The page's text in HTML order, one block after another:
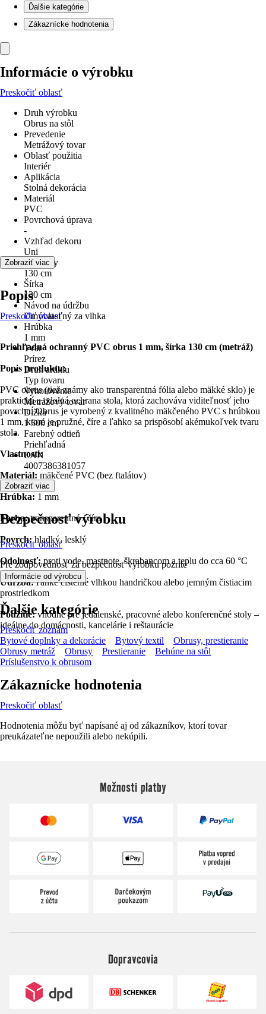
Ďalšie kategórie
Zákaznícke hodnotenia
Informácie o výrobku
Preskočiť oblasť
Druh výrobku
Obrus na stôl
Prevedenie
Metrážový tovar
Oblasť použitia
Interiér
Aplikácia
Stolná dekorácia
Materiál
PVC
Povrchová úprava
-
Vzhľad dekoru
Uni
Rozmery
130 cm
Šírka
130 cm
Návod na údržbu
Umývateľný za vlhka
Hrúbka
1 mm
Tvar
Prírez
Druh artiklu
Typ tovaru
Vyhotovenie
Metrážový tovar
Dĺžka
1 500 cm
Farebný odtieň
Priehľadná
EAN
4007386381057
Zobraziť viac
Popis
Preskočiť oblasť
Priehľadná ochranný PVC obrus 1 mm, šírka 130 cm (metráž)
Popis produktu:
PVC obrus (tiež známy ako transparentná fólia alebo mäkké sklo) je
praktická a odolná ochrana stola, ktorá zachováva viditeľnosť jeho
povrchu. Obrus ​​je vyrobený z kvalitného mäkčeného PVC s hrúbkou
1 mm, ktoré je pružné, číre a ľahko sa prispôsobí akémukoľvek tvaru
stola.
Vlastnosti:
Materiál: mäkčené PVC (bez ftalátov)
Hrúbka: 1 mm
Farba:transparentná / číra
Povrch:hladký, lesklý
Odolnosť:proti vode, mastnote, škrabancom a teplu do cca 60 °C
Údržba:ľahké čistenie vlhkou handričkou alebo jemným čistiacim
prostriedkom
Použitie:vhodné pre jedálenské, pracovné alebo konferenčné stoly –
ideálne do domácnosti, kancelárie i reštaurácie
Zobraziť viac
Bezpečnosť výrobku
Preskočiť oblasť
Pre zodpovednosť za bezpečnosť výrobku pozrite
Informácie od výrobcu .
Ďalšie kategórie
Preskočiť zoznam
Bytové doplnky a dekorácie
Bytový textil
Obrusy, prestieranie
Obrusy metráž
Obrusy Prestieranie
Behúne na stôl
Príslušenstvo k obrusom
Zákaznícke hodnotenia
Preskočiť oblasť
Hodnotenia môžu byť napísané aj od zákazníkov, ktorí tovar
preukázateľne nepoužili alebo nekúpili.
Možnosti platby
Dopravcovia